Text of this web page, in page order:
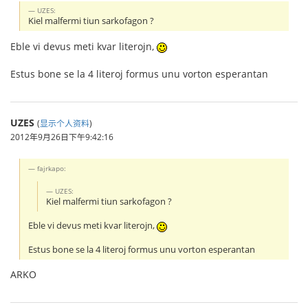
UZES:
Kiel malfermi tiun sarkofagon ?
Eble vi devus meti kvar literojn,
Estus bone se la 4 literoj formus unu vorton esperantan
UZES (显示个人资料)
2012年9月26日下午9:42:16
fajrkapo:
UZES:
Kiel malfermi tiun sarkofagon ?
Eble vi devus meti kvar literojn,
Estus bone se la 4 literoj formus unu vorton esperantan
ARKO